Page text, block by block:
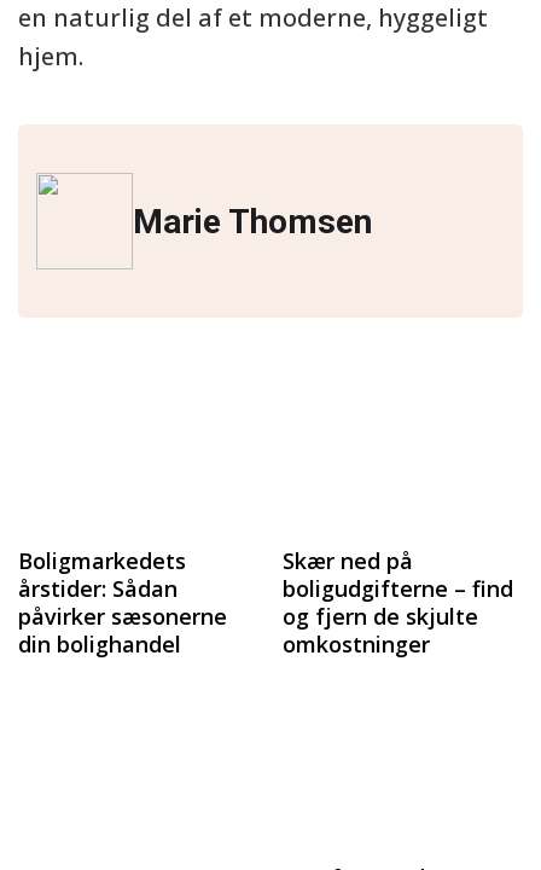
en naturlig del af et moderne, hyggeligt
hjem.
Marie Thomsen
Boligmarkedets
årstider: Sådan
påvirker sæsonerne
din bolighandel
Skær ned på
boligudgifterne – find
og fjern de skjulte
omkostninger